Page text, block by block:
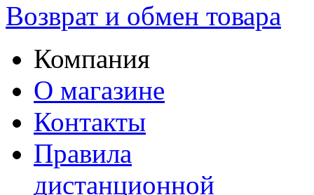
Возврат и обмен товара
Компания
О магазине
Контакты
Правила
дистанционной